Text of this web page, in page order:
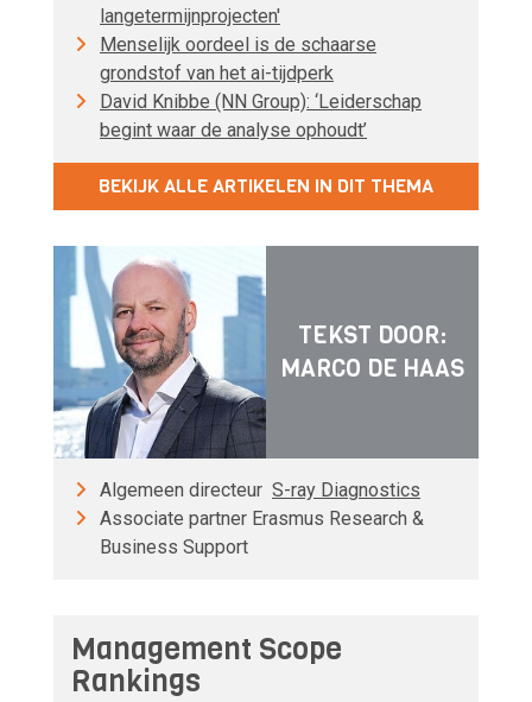
langetermijnprojecten'
Menselijk oordeel is de schaarse
grondstof van het ai-tijdperk
David Knibbe (NN Group): ‘Leiderschap
begint waar de analyse ophoudt’
BEKIJK ALLE ARTIKELEN IN DIT THEMA
TEKST DOOR:
MARCO DE HAAS
Algemeen directeur S-ray Diagnostics
Associate partner Erasmus Research &
Business Support
Management Scope
Rankings